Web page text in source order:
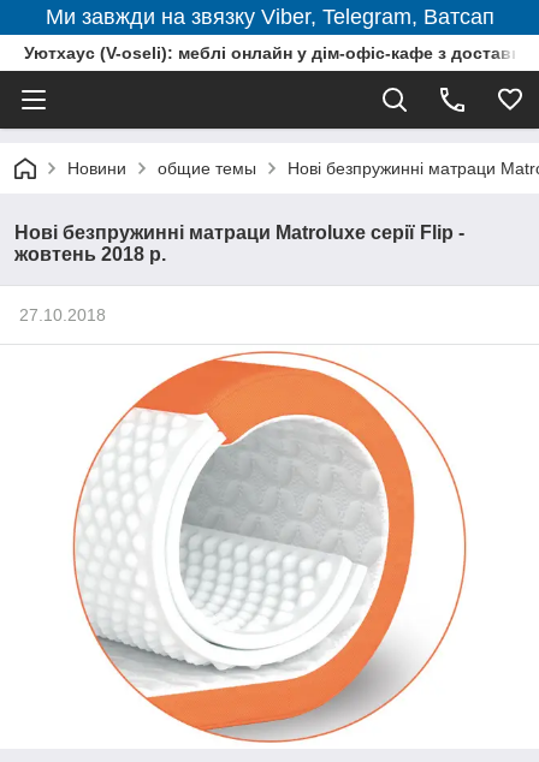
Ми завжди на звязку Viber, Telegram, Ватсап
Уютхаус (V-oseli): меблі онлайн у дім-офіс-кафе з
Новини общие темы Нові безпружинні матраци
Нові безпружинні матраци Matroluxe серії Flip -
жовтень 2018 р.
27.10.2018